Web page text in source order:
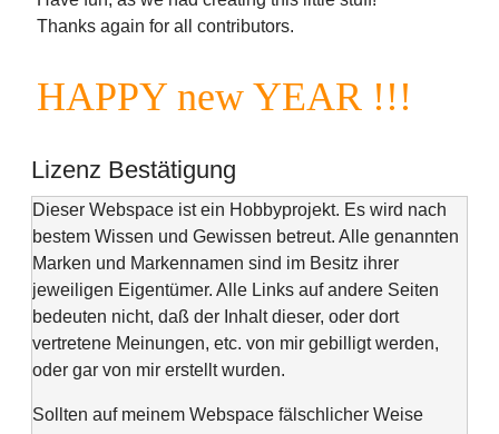
Thanks again for all contributors.
HAPPY new YEAR !!!
Lizenz Bestätigung
Dieser Webspace ist ein Hobbyprojekt. Es wird nach
bestem Wissen und Gewissen betreut. Alle genannten
Marken und Markennamen sind im Besitz ihrer
jeweiligen Eigentümer. Alle Links auf andere Seiten
bedeuten nicht, daß der Inhalt dieser, oder dort
vertretene Meinungen, etc. von mir gebilligt werden,
oder gar von mir erstellt wurden.
Sollten auf meinem Webspace fälschlicher Weise